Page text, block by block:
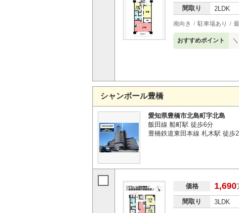
間取り 2LDK
南向き 駐車場あり
おすすめポイント
シャンボール豊橋
愛知県豊橋市北島町字北島
飯田線 船町駅 徒歩6分
豊橋鉄道東田本線 札木駅 徒歩
価格 1,690
間取り 3LDK